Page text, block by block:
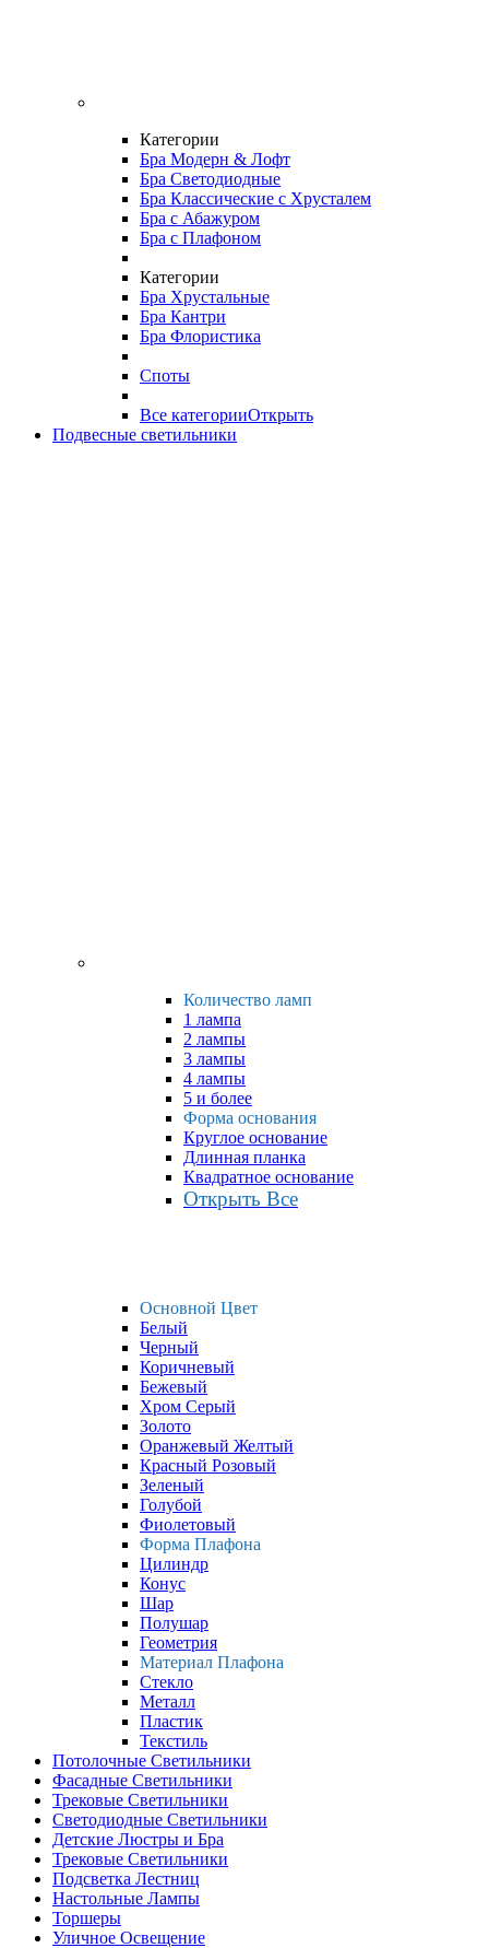
Категории
Бра Модерн & Лофт
Бра Светодиодные
Бра Классические с Хрусталем
Бра с Абажуром
Бра с Плафоном
Категории
Бра Хрустальные
Бра Кантри
Бра Флористика
Споты
Все категорииОткрыть
Подвесные светильники
Количество ламп
1 лампа
2 лампы
3 лампы
4 лампы
5 и более
Форма основания
Круглое основание
Длинная планка
Квадратное основание
Открыть Все
Основной Цвет
Белый
Черный
Коричневый
Бежевый
Хром Серый
Золото
Оранжевый Желтый
Красный Розовый
Зеленый
Голубой
Фиолетовый
Форма Плафона
Цилиндр
Конус
Шар
Полушар
Геометрия
Материал Плафона
Стекло
Металл
Пластик
Текстиль
Потолочные Светильники
Фасадные Светильники
Трековые Светильники
Светодиодные Светильники
Детские Люстры и Бра
Трековые Светильники
Подсветка Лестниц
Настольные Лампы
Торшеры
Уличное Освещение